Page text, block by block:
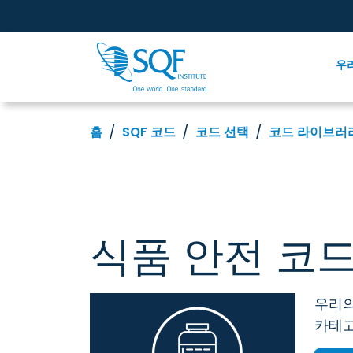
우
홈 SQF 코드 코드 선택 코드 라이브러
식품 안전 코
우리
카테